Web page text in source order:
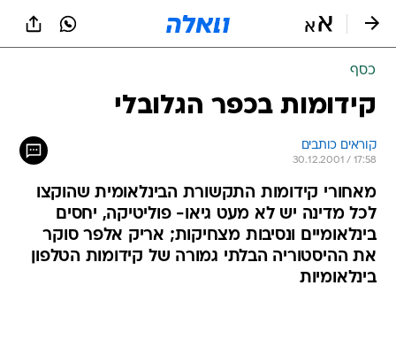
כסף
קידומות בכפר הגלובלי
קוראים כותבים
30.12.2001 / 17:58
מאחורי קידומות התקשורת הבינלאומית שהוקצו
לכל מדינה יש לא מעט גיאו- פוליטיקה, יחסים
בינלאומיים ונסיבות מצחיקות; אריק אלפר סוקר
את ההיסטוריה הבלתי גמורה של קידומות הטלפון
בינלאומיות